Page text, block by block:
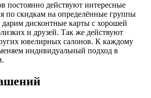
постоянно действуют интересные
по скидкам на определённые группы
дисконтные карты с хорошей
и друзей. Так же действуют
ювелирных салонов. К каждому
индивидуальный подход в